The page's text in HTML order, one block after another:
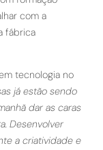
com a
fábrica
tecnologia no
já estão sendo
dar as caras
Desenvolver
a criatividade e